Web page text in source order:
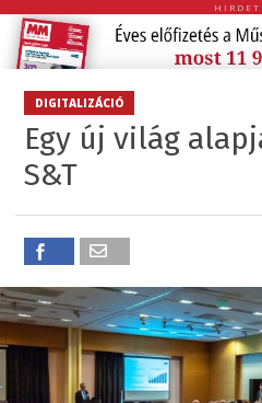
DIGITALIZÁCIÓ
Egy új világ
S&T